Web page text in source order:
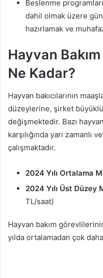
Beslenme
dahil olmak üzere
hazırlamak ve
Hayvan
Ne Kadar?
Hayvan bakıcılarının
düzeylerine, şirket
değişmektedir. Bazı
karşılığında yarı zamanlı
çalışmaktadır.
2024 Yılı Ortalama
2024 Yılı Üst Düzey
TL/saat)
Hayvan bakım
yılda ortalamadan çok